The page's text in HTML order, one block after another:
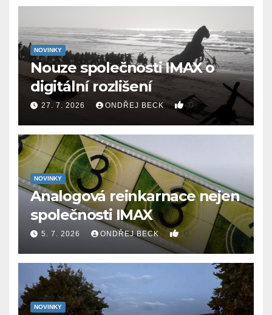
NOVINKY
Nouze společnosti IMAX o
digitální rozlišení
27. 7. 2026 ONDŘEJ BECK 0
NOVINKY
Analogová reinkarnace nejen
společnosti IMAX
5. 7. 2026 ONDŘEJ BECK 0
NOVINKY